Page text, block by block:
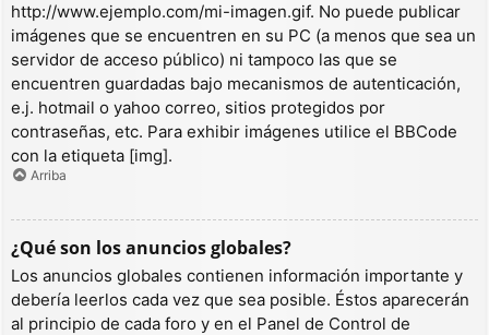
http://www.ejemplo.com/mi-imagen.gif. No puede publicar
imágenes que se encuentren en su PC (a menos que sea un
servidor de acceso público) ni tampoco las que se
encuentren guardadas bajo mecanismos de autenticación,
e.j. hotmail o yahoo correo, sitios protegidos por
contraseñas, etc. Para exhibir imágenes utilice el BBCode
con la etiqueta [img].
Arriba
¿Qué son los anuncios globales?
Los anuncios globales contienen información importante y
debería leerlos cada vez que sea posible. Éstos aparecerán
al principio de cada foro y en el Panel de Control de